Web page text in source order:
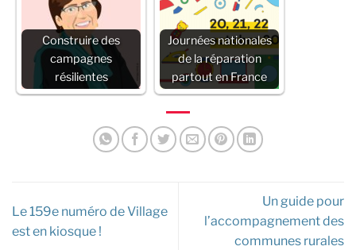
Construire des
campagnes
résilientes
Journées nationales
de la réparation
partout en France
Le 159e numéro de Village
est en kiosque !
Un guide pour
l’accompagnement des
communes rurales